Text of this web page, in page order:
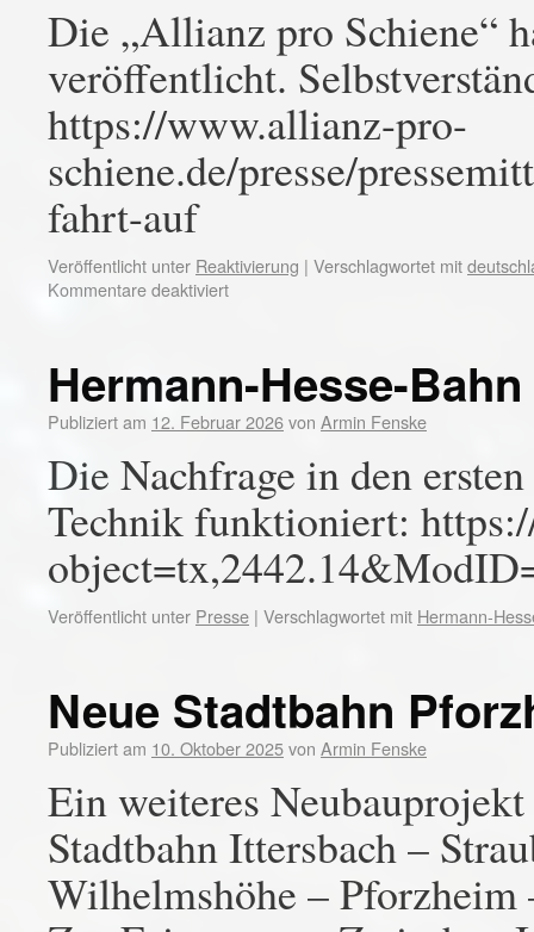
Die „Allianz pro Schiene“
veröffentlicht.
https://www.allianz-pro-
schiene.de/presse/
fahrt-auf
Veröffentlicht unter Reaktivierung | Verschlagwortet mit
Kommentare deaktiviert
Hermann-Hesse-
Publiziert am 12. Februar 2026von Armin Fenske
Die Nachfrage in den
Technik funktioniert:
Veröffentlicht unter Presse | Verschlagwortet mit Hermann-
Neue Stadtbahn
Publiziert am 10. Oktober 2025von Armin Fenske
Ein weiteres
Stadtbahn Ittersbach –
Wilhelmshöhe –